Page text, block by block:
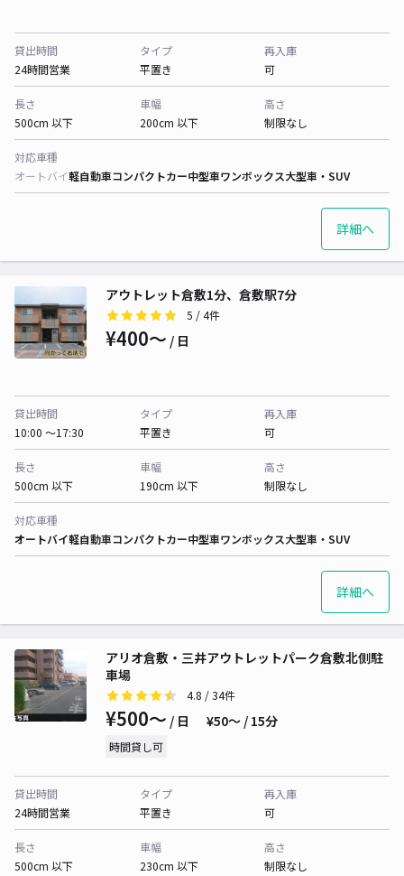
貸出時間
24時間営業
タイプ
平置き
再入庫
可
長さ
500cm 以下
車幅
200cm 以下
高さ
制限なし
対応車種
オートバイ軽自動車コンパクトカー中型車ワンボックス大型車・SUV
詳細へ
アウトレット倉敷1分、倉敷駅7分
5 / 4件
¥400〜 / 日
貸出時間
10:00 〜17:30
タイプ
平置き
再入庫
可
長さ
500cm 以下
車幅
190cm 以下
高さ
制限なし
対応車種
オートバイ軽自動車コンパクトカー中型車ワンボックス大型車・SUV
詳細へ
アリオ倉敷・三井アウトレットパーク倉敷北側駐
車場
4.8 / 34件
¥500〜 / 日 ¥50〜 / 15分
時間貸し可
貸出時間
24時間営業
タイプ
平置き
再入庫
可
長さ
500cm 以下
車幅
230cm 以下
高さ
制限なし